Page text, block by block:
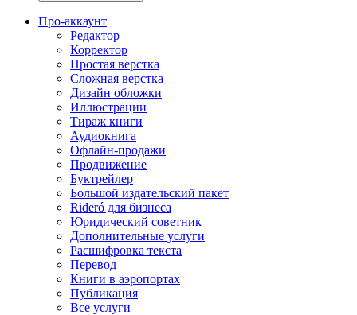
Про-аккаунт
Редактор
Корректор
Простая верстка
Сложная верстка
Дизайн обложки
Иллюстрации
Тираж книги
Аудиокнига
Офлайн-продажи
Продвижение
Буктрейлер
Большой издательский пакет
Rideró для бизнеса
Юридический советник
Дополнительные услуги
Расшифровка текста
Перевод
Книги в аэропортах
Публикация
Все услуги